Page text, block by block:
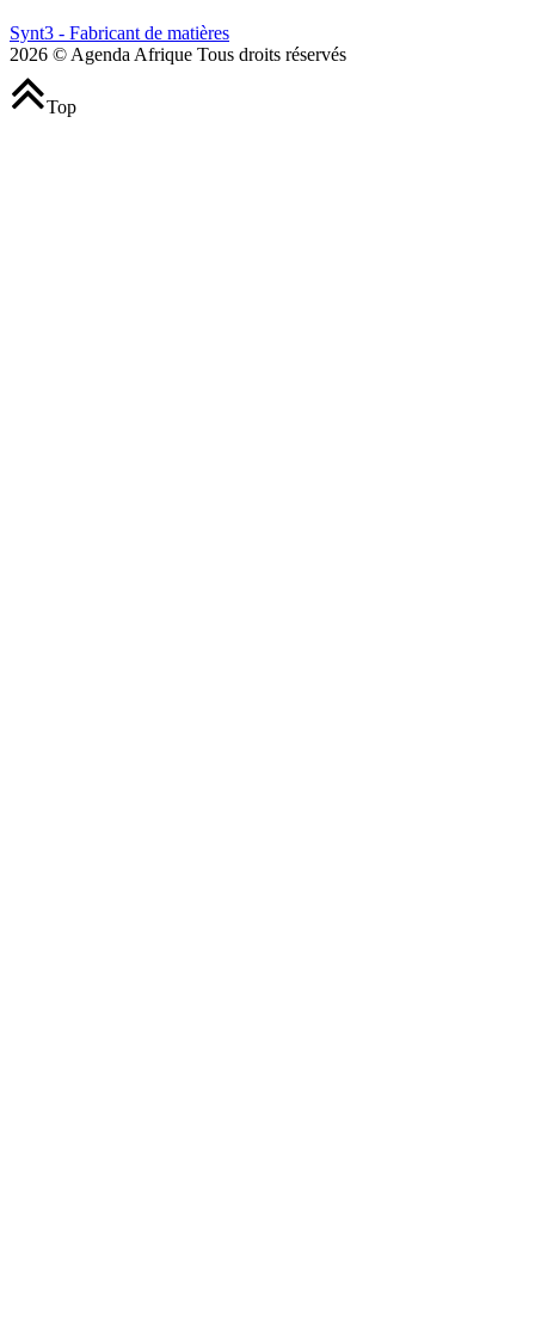
Synt3 - Fabricant de matières
2026 © Agenda Afrique Tous droits réservés
Top